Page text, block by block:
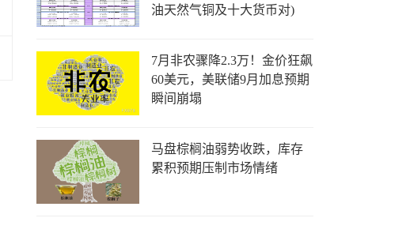
油天然气铜及十大货币对)
7月非农骤降2.3万！金价狂飙
60美元，美联储9月加息预期
瞬间崩塌
马盘棕榈油弱势收跌，库存
累积预期压制市场情绪